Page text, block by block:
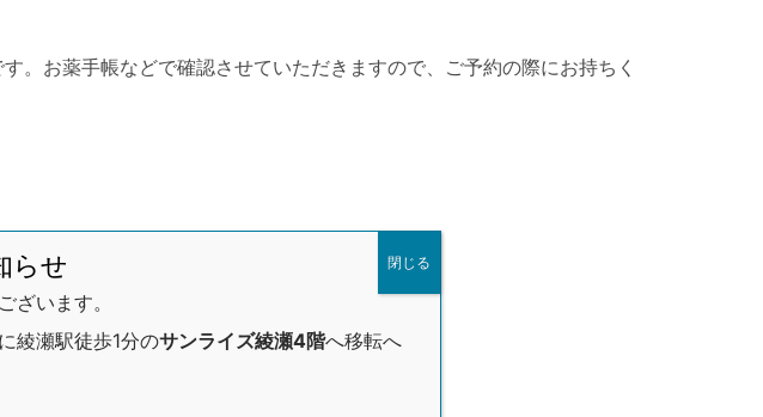
。お薬手帳などで確認させていただきますので、ご予約の際にお持ちく
らせ
ざいます。
綾瀬駅徒歩1分のサンライズ綾瀬4階へ移転へ
閉じる